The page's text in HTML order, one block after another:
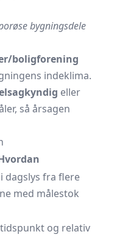
bygningsdele
boligforening
indeklima.
eller
så årsagen
dagslys fra flere
med målestok
og relativ